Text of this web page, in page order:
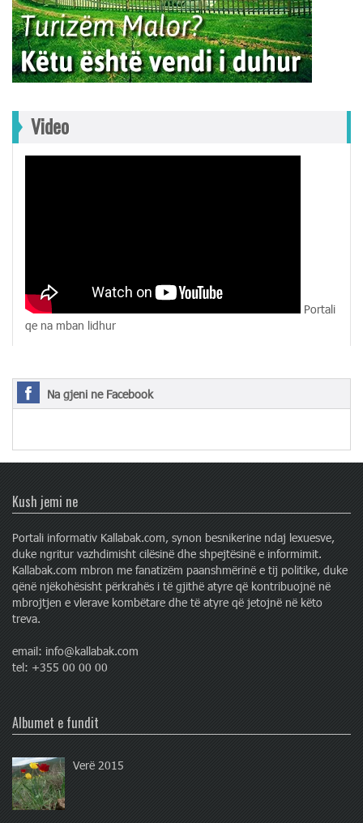
Video
Portali
qe na mban lidhur
Na gjeni ne Facebook
Kush jemi ne
Portali informativ Kallabak.com, synon besnikerine ndaj lexuesve,
duke ngritur vazhdimisht cilësinë dhe shpejtësinë e informimit.
Kallabak.com mbron me fanatizëm paanshmërinë e tij politike, duke
qënë njëkohësisht përkrahës i të gjithë atyre që kontribuojnë në
mbrojtjen e vlerave kombëtare dhe të atyre që jetojnë në këto
treva.
email: info@kallabak.com
tel: +355 00 00 00
Albumet e fundit
Verë 2015